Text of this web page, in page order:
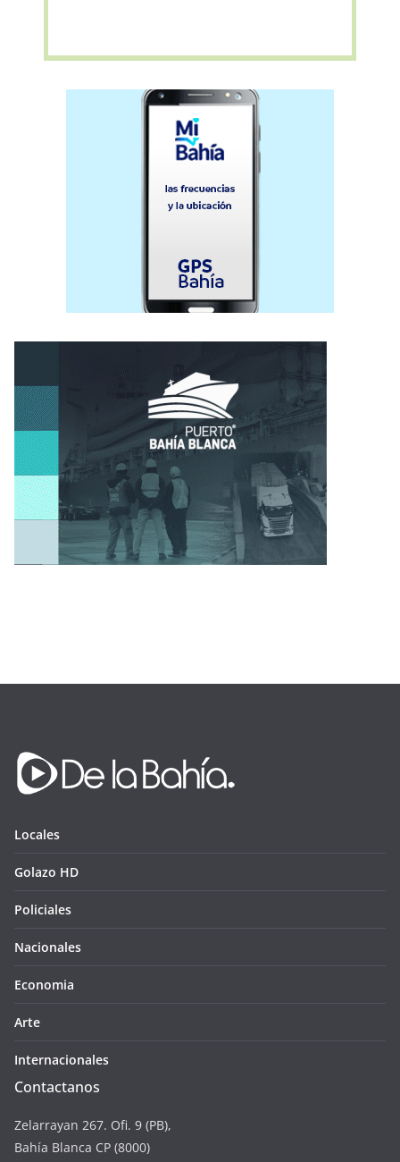
Locales
Golazo HD
Policiales
Nacionales
Economia
Arte
Internacionales
Contactanos
Zelarrayan 267. Ofi. 9 (PB),
Bahía Blanca CP (8000)